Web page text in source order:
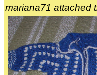
mariana71 attached